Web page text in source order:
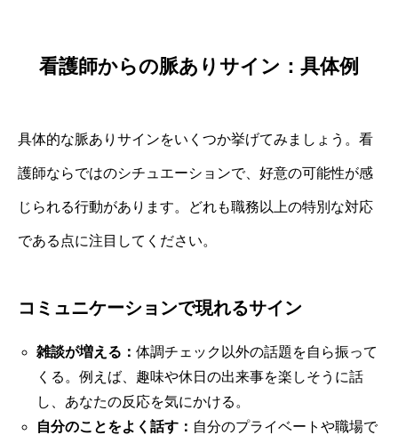
看護師からの脈ありサイン：具体例
具体的な脈ありサインをいくつか挙げてみましょう。看
護師ならではのシチュエーションで、好意の可能性が感
じられる行動があります。どれも職務以上の特別な対応
である点に注目してください。
コミュニケーションで現れるサイン
雑談が増える： 体調チェック以外の話題を自ら振って
くる。例えば、趣味や休日の出来事を楽しそうに話
し、あなたの反応を気にかける。
自分のことをよく話す： 自分のプライベートや職場で